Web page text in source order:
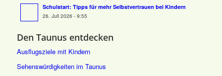
Schulstart: Tipps für mehr Selbstvertrauen bei Kindern
26. Juli 2026 - 9:55
Den Taunus entdecken
Ausflugsziele mit Kindern
Sehenswürdigkeiten im Taunus